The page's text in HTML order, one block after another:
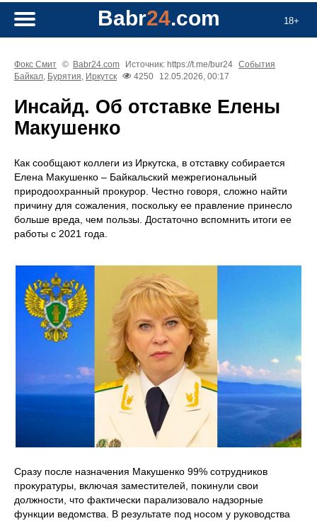
18+
Babr24.com
Фокс Смит © Babr24.com Источник: https://t.me/bur24 События
Байкал, Бурятия, Иркутск 4250 12.05.2026, 00:17
Инсайд. Об отставке Елены
Макушенко
Как сообщают коллеги из Иркутска, в отставку собирается
Елена Макушенко – Байкальский межрегиональный
природоохранный прокурор. Честно говоря, сложно найти
причину для сожаления, поскольку ее правление принесло
больше вреда, чем пользы. Достаточно вспомнить итоги ее
работы с 2021 года.
Сразу после назначения Макушенко 99% сотрудников
прокуратуры, включая заместителей, покинули свои
должности, что фактически парализовало надзорные
функции ведомства. В результате под носом у руководства